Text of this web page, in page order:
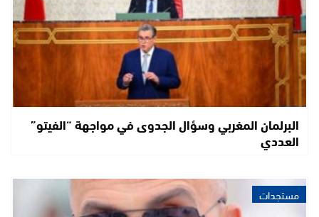
البرلمان المغربي وسؤال الجدوى في مواجهة “الفيتو”
العددي
مستجدات